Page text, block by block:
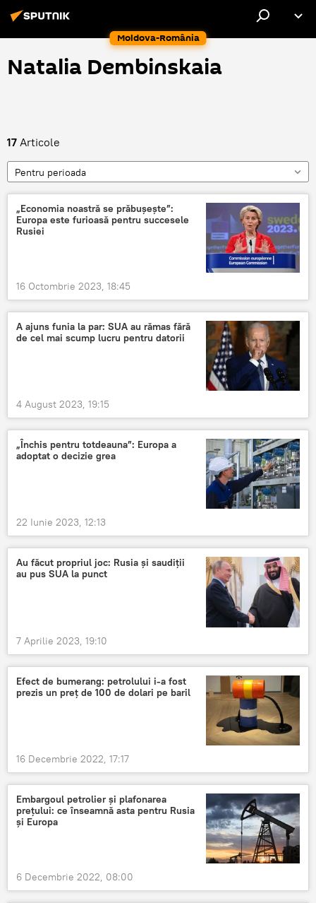
Moldova-România
Natalia Dembinskaia
17 Articole
Pentru perioada
„Economia noastră se prăbușește”:
Europa este furioasă pentru succesele
Rusiei
16 Octombrie 2023, 18:45
A ajuns funia la par: SUA au rămas fără
de cel mai scump lucru pentru datorii
4 August 2023, 19:15
„Închis pentru totdeauna”: Europa a
adoptat o decizie grea
22 Iunie 2023, 12:13
Au făcut propriul joc: Rusia și saudiții
au pus SUA la punct
7 Aprilie 2023, 19:10
Efect de bumerang: petrolului i-a fost
prezis un preț de 100 de dolari pe baril
16 Decembrie 2022, 17:17
Embargoul petrolier și plafonarea
prețului: ce înseamnă asta pentru Rusia
și Europa
6 Decembrie 2022, 08:00